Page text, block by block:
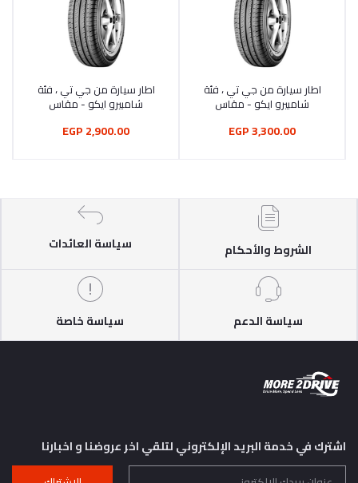
أضف إلى السلة
اطار سيارة من جي تي ، فئة
شامبيرو ايكو - مقاس
3,300.00 EGP
أضف إلى السلة
اطار سيارة من جي تي ، فئة
شامبيرو ايكو - مقاس
2,900.00 EGP
الشروط والأحكام سياسة العائدات
سياسة الدعم سياسة خاصة
اشترك في خدمة البريد الإلكتروني لتلقي اخر عروضنا و اخبارنا